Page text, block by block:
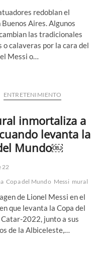
redoblan el
Aires. Algunos
las tradicionales
o calaveras por la cara del
Messi o…
ENTRETENIMIENTO
inmortaliza a
levanta la
Mundo￼
22
Copa del Mundo Messi mural
de Lionel Messi en el
que levanta la Copa del
2022, junto a sus
de la Albiceleste,…